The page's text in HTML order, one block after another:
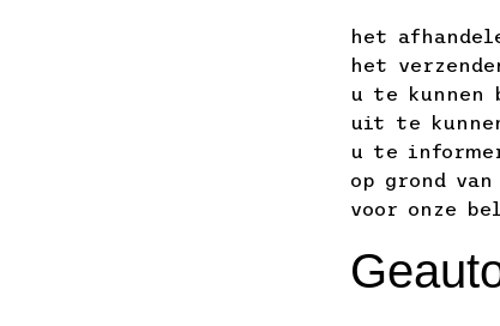
het
het
u te kunnen
uit te
u te
op grond
voor onze